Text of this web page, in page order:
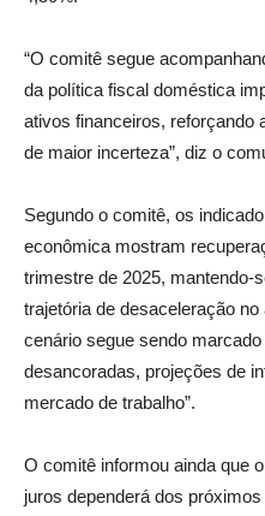
“O comitê segue
da política fiscal doméstica
ativos financeiros, reforçando
de maior incerteza”, diz o
Segundo o comitê, os
econômica mostram
trimestre de 2025, mantendo-
trajetória de desaceleração
cenário segue sendo
desancoradas, projeções de
mercado de trabalho”.
O comitê informou ainda que
juros dependerá dos